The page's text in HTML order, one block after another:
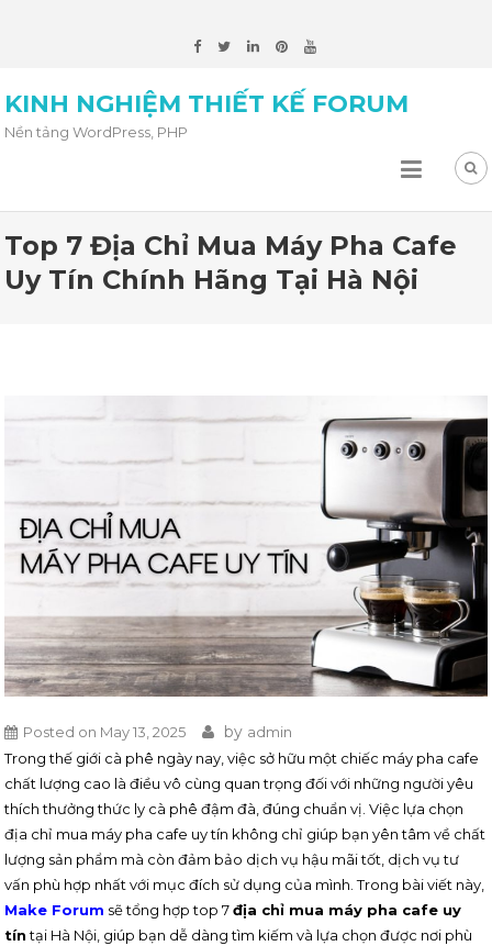
KINH NGHIỆM THIẾT KẾ FORUM
Nền tảng WordPress, PHP
Top 7 Địa Chỉ Mua Máy Pha Cafe
Uy Tín Chính Hãng Tại Hà Nội
Posted on May 13, 2025 by admin
Trong thế giới cà phê ngày nay, việc sở hữu một chiếc máy pha cafe
chất lượng cao là điều vô cùng quan trọng đối với những người yêu
thích thưởng thức ly cà phê đậm đà, đúng chuẩn vị. Việc lựa chọn
địa chỉ mua máy pha cafe uy tín không chỉ giúp bạn yên tâm về chất
lượng sản phẩm mà còn đảm bảo dịch vụ hậu mãi tốt, dịch vụ tư
vấn phù hợp nhất với mục đích sử dụng của mình. Trong bài viết này,
Make Forum sẽ tổng hợp top 7địa chỉ mua máy pha cafe uy
tíntại Hà Nội, giúp bạn dễ dàng tìm kiếm và lựa chọn được nơi phù